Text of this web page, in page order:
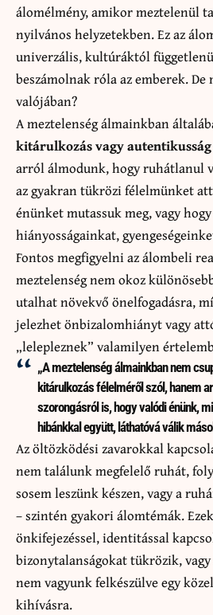
álomélmény, amikor meztelenül
nyilvános helyzetekben. Ez az
univerzális, kultúráktól
beszámolnak róla az emberek.
valójában?
Ameztelenség álmainkban
kitárulkozás vagy autentikusság
arról álmodunk, hogy ruhátlanul
az gyakran tükrözi félelmünket
énünket mutassuk meg, vagy
hiányosságainkat,
Fontos megfigyelni az álombeli
meztelenség nem okoz
utalhat növekvő önelfogadásra,
jelezhet önbizalomhiányt vagy
„lelepleznek” valamilyen
„A meztelenség álmainkban nem
kitárulkozás félelméről szól, hanem
szorongásról is, hogy valódi énünk,
hibánkkal együtt, láthatóvá válik
Az öltözködési zavarokkal
nem találunk megfelelő ruhát,
sosem leszünk készen, vagy a
– szintén gyakori álomtémák.
önkifejezéssel, identitással
bizonytalanságokat tükrözik, vagy
nem vagyunk felkészülve egy
kihívásra.